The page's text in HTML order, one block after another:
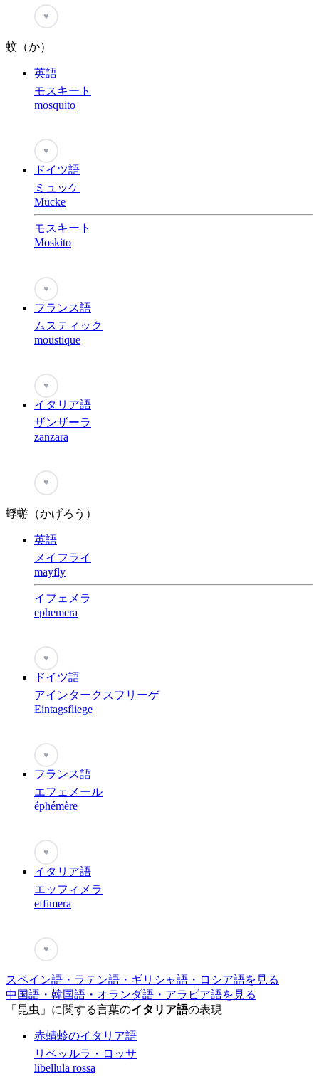
♥
蚊（か）
英語
モスキート
mosquito
♥
ドイツ語
ミュッケ
Mücke
モスキート
Moskito
♥
フランス語
ムスティック
moustique
♥
イタリア語
ザンザーラ
zanzara
♥
蜉蝣（かげろう）
英語
メイフライ
mayfly
イフェメラ
ephemera
♥
ドイツ語
アインタークスフリーゲ
Eintagsfliege
♥
フランス語
エフェメール
éphémère
♥
イタリア語
エッフィメラ
effimera
♥
スペイン語・ラテン語・ギリシャ語・ロシア語を見る
中国語・韓国語・オランダ語・アラビア語を見る
「昆虫」に関する言葉のイタリア語の表現
赤蜻蛉のイタリア語
リベッルラ・ロッサ
libellula rossa